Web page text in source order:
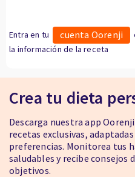
Entra en tu cuenta Oorenji
la información de la receta
Crea tu dieta
Descarga nuestra app Oorenji
recetas exclusivas,
preferencias. Monitorea tus
saludables y recibe consejos
objetivos.